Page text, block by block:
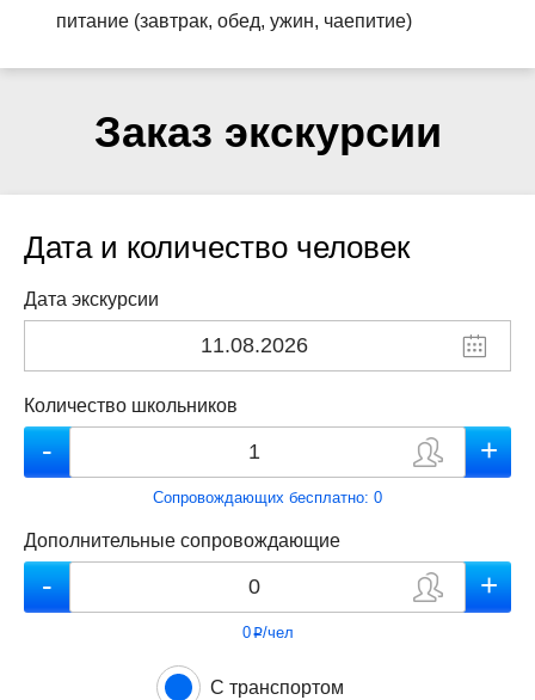
питание (завтрак, обед, ужин, чаепитие)
Заказ экскурсии
Дата и количество человек
Дата экскурсии
Количество школьников
Сопровождающих бесплатно: 0
Дополнительные сопровождающие
0p/чел
С транспортом